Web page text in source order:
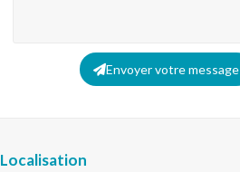
Envoyer votre message
Localisation